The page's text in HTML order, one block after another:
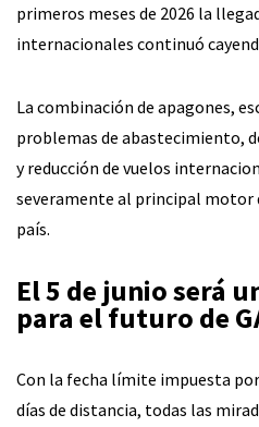
primeros meses de 2026 la
internacionales continuó
La combinación de apagones,
problemas de abastecimiento,
y reducción de vuelos
severamente al principal motor
país.
El 5 de junio será
para el futuro de
Con la fecha límite impuesta
días de distancia, todas las